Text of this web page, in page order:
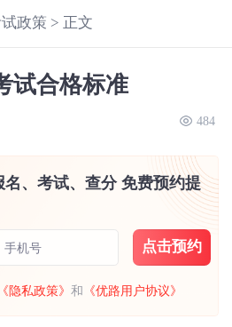
政策 > 正文
试合格标准
484
、考试、查分 免费预约提
手机号 点击预约
《隐私政策》和 《优路用户协议》